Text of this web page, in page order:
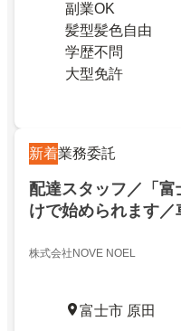
副業OK
髪型髪色自由
学歴不問
大型免許
新着業務委託
配達スタッフ／「
けで始められます／
株式会社NOVE NOEL
富士市 原田